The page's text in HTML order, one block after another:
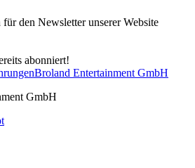
den Newsletter unserer Website
abonniert!
GmbH